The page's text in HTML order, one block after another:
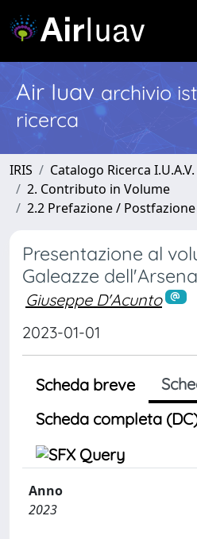
Air Iuav archivio
ricerca
IRIS
Catalogo Ricerca I.U.A.V.
2. Contributo in Volume
2.2 Prefazione / Postfazione
Presentazione al
Galeazze
Giuseppe D'Acunto
2023-01-01
Scheda breve
Scheda completa
Anno
2023